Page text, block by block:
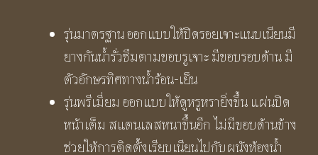
รุ่นมาตรฐาน ออกแบบให้ปิดรอยเจาะแนบเนียนมี
ยางกันน้ำรั่วซึมตามขอบรูเจาะ มีขอบรอบด้าน มี
ตัวอักษรทิศทางน้ำร้อน-เย็น
รุ่นพรีเมี่ยม ออกแบบให้ดูหรูหรายิ่งขึ้น แผ่นปิด
หน้าเต็ม สแตนเลสหนาขึ้นอีก ไม่มีขอบด้านข้าง
ช่วยให้การติดตั้งเรียบเนียนไปกับผนังห้องน้ำ